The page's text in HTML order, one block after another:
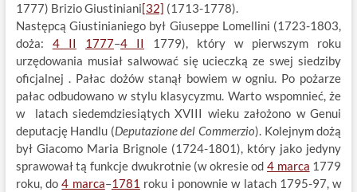
1777) Brizio Giustiniani[32] (1713-1778).
Następcą Giustinianiego był Giuseppe Lomellini (1723-1803,
doża: 4 II 1777–4 II
1779), który w pierwszym roku
urzędowania musiał salwować się ucieczką ze swej siedziby
oficjalnej . Pałac dożów stanął bowiem w ogniu. Po pożarze
pałac odbudowano w stylu klasycyzmu. Warto wspomnieć, że
w latach siedemdziesiątych XVIII wieku założono w Genui
deputację Handlu (Deputazione del Commerzio). Kolejnym dożą
był Giacomo Maria Brignole (1724-1801), który jako jedyny
sprawował tą funkcje dwukrotnie (w okresie od4 marca 1779
roku, do4 marca–1781 roku i ponownie w latach 1795-97, w